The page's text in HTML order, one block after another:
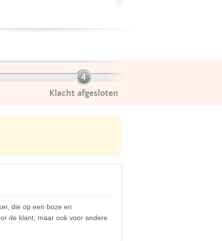
Klacht afgesloten
die op een boze en
de klant, maar ook voor andere